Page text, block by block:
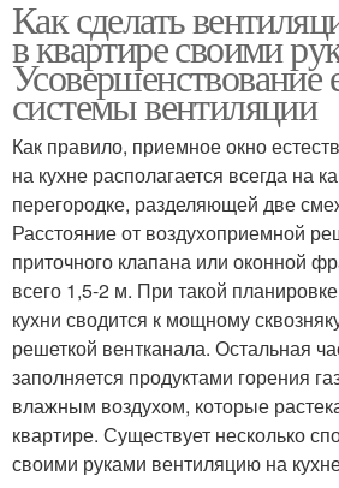
Как сделать
в квартире своими
Усовершенствование
системы вентиляции
Как правило, приемное окно
на кухне располагается всегда на
перегородке, разделяющей две
Расстояние от воздухоприемной
приточного клапана или оконной
всего 1,5-2 м. При такой
кухни сводится к мощному
решеткой вентканала. Остальная
заполняется продуктами горения
влажным воздухом, которые
квартире. Существует несколько
своими руками вентиляцию на